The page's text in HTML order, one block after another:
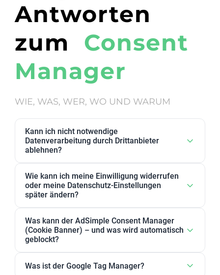
Antworten
zum Consent
Manager
WIE, WAS, WER, WO UND WARUM
Kann ich nicht notwendige
Datenverarbeitung durch Drittanbieter
ablehnen?
nicht notwendig eingestuft haben, kann in den
Datenschutz-Einstellungen abgelehnt werden. Sie
Zweckgruppen akzeptieren oder ablehnen.
Wie kann ich meine Einwilligung widerrufen
oder meine Datenschutz-Einstellungen
später ändern?
ändern. Außerdem können Sie Ihre Zustimmung
jederzeit widerrufen, indem Sie Ihre Einwilligungen
Was kann der AdSimple Consent Manager
(Cookie Banner) – und was wird automatisch
geblockt?
JavaScript-Lösung oder WordPress-Plugin verfügbar
Was ist der Google Tag Manager?